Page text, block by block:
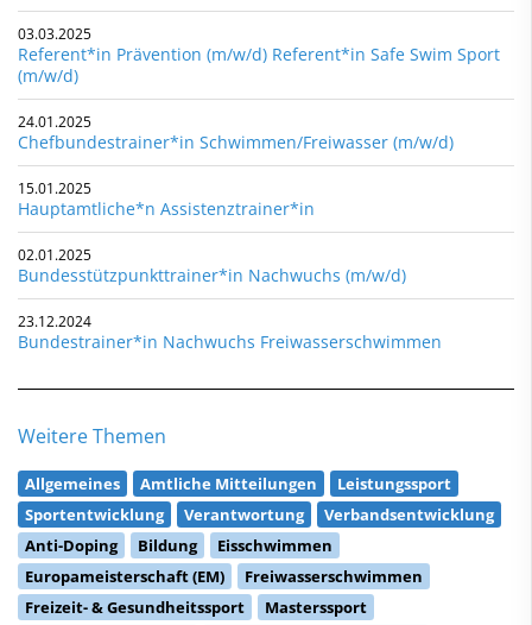
03.03.2025
Referent*in Prävention (m/w/d) Referent*in Safe Swim Sport
(m/w/d)
24.01.2025
Chefbundestrainer*in Schwimmen/Freiwasser (m/w/d)
15.01.2025
Hauptamtliche*n Assistenztrainer*in
02.01.2025
Bundesstützpunkttrainer*in Nachwuchs (m/w/d)
23.12.2024
Bundestrainer*in Nachwuchs Freiwasserschwimmen
Weitere Themen
Allgemeines Amtliche Mitteilungen
Leistungssport
Sportentwicklung
Verantwortung
Verbandsentwicklung
Anti-Doping
Bildung
Eisschwimmen
Europameisterschaft (EM)
Freiwasserschwimmen
Freizeit- & Gesundheitssport
Masterssport